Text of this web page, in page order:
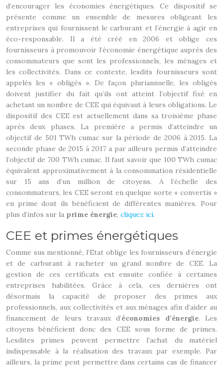
d’encourager les économies énergétiques. Ce dispositif se
présente comme un ensemble de mesures obligeant les
entreprises qui fournissent le carburant et l’énergie à agir en
éco-responsable. Il a été créé en 2006 et oblige ces
fournisseurs à promouvoir l’économie énergétique auprès des
consommateurs que sont les professionnels, les ménages et
les collectivités. Dans ce contexte, lesdits fournisseurs sont
appelés les « obligés ». De façon pluriannuelle, les obligés
doivent justifier du fait qu’ils ont atteint l’objectif fixé en
achetant un nombre de CEE qui équivaut à leurs obligations. Le
dispositif des CEE est actuellement dans sa troisième phase
après deux phases. La première a permis d’atteindre un
objectif de 501 TWh cumac sur la période de 2006 à 2015. La
seconde phase de 2015 à 2017 a par ailleurs permis d’atteindre
l’objectif de 700 TWh cumac. Il faut savoir que 100 TWh cumac
équivalent approximativement à la consommation résidentielle
sur 15 ans d’un million de citoyens. A l’échelle des
consommateurs, les CEE seront en quelque sorte « convertis »
en prime dont ils bénéficient de différentes manières. Pour
plus d’infos sur la prime énergie, cliquez ici.
CEE et primes énergétiques
Comme sus mentionné, l’Etat oblige les fournisseurs d’énergie
et de carburant à racheter un grand nombre de CEE. La
gestion de ces certificats est ensuite confiée à certaines
entreprises habilitées. Grâce à cela, ces dernières ont
désormais la capacité de proposer des primes aux
professionnels, aux collectivités et aux ménages afin d’aider au
financement de leurs travaux d’économies d’énergie. Les
citoyens bénéficient donc des CEE sous forme de primes.
Lesdites primes peuvent permettre l’achat du matériel
indispensable à la réalisation des travaux par exemple. Par
ailleurs, la prime peut permettre dans certains cas de financer